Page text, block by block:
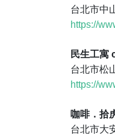
台北市中
https://
民生工寓
台北市松
https://
咖啡．拾
台北市大